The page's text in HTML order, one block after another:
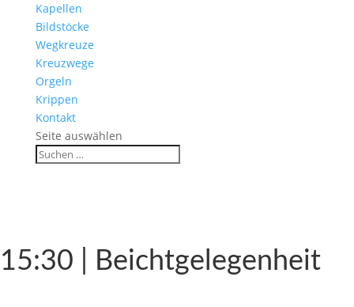
Kapellen
Bild­stöcke
Wegkreuze
Kreuz­wege
Orgeln
Krippen
Kontakt
Seite auswählen
15:30 | Beichtgelegenheit